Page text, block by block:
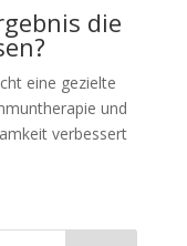
die
eine gezielte
und
verbessert